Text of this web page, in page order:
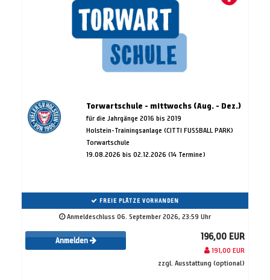
Torwartschule - mittwochs (Aug. - Dez.)
für die Jahrgänge 2016 bis 2019
Holstein-Trainingsanlage (CITTI FUSSBALL PARK)
Torwartschule
19.08.2026 bis 02.12.2026 (14 Termine)
FREIE PLÄTZE VORHANDEN
Anmeldeschluss 06. September 2026, 23:59 Uhr
Anmelden 196,00 EUR
191,00 EUR
zzgl. Ausstattung (optional)